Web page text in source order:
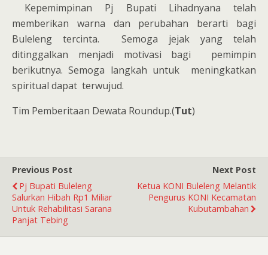
Kepemimpinan Pj Bupati Lihadnyana telah
memberikan warna dan perubahan berarti bagi
Buleleng tercinta. Semoga jejak yang telah
ditinggalkan menjadi motivasi bagi pemimpin
berikutnya. Semoga langkah untuk meningkatkan
spiritual dapat terwujud.
Tim Pemberitaan Dewata Roundup.(Tut)
Previous Post
Pj Bupati Buleleng
Salurkan Hibah Rp1 Miliar
Untuk Rehabilitasi Sarana
Panjat Tebing
Next Post
Ketua KONI Buleleng Melantik
Pengurus KONI Kecamatan
Kubutambahan